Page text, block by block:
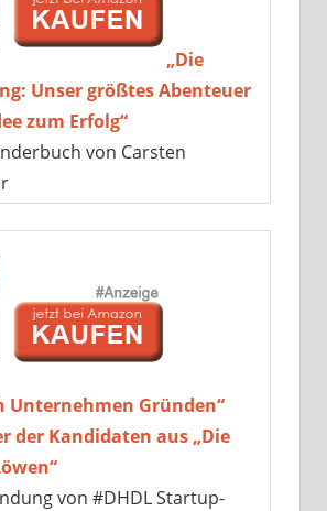
„Die
Unser größtes Abenteuer
zum Erfolg“
von Carsten
Unternehmen Gründen“
der Kandidaten aus „Die
von #DHDL Startup-